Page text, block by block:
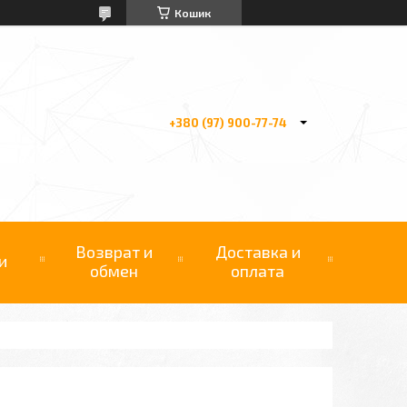
Кошик
+380 (97) 900-77-74
Возврат и
обмен
Доставка и
оплата